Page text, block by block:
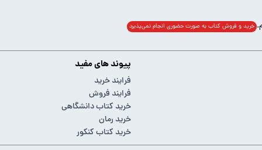
خرید و فروش کتاب به صورت حضوری انجام‌ نمی‌پذیرد
پیوند های مفید
فرایند خرید
فرایند فروش
خرید کتاب دانشگاهی
خرید رمان
خرید کتاب کنکور